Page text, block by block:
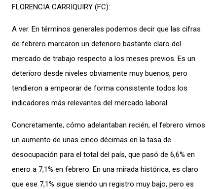
FLORENCIA CARRIQUIRY (FC):
A ver. En términos generales podemos decir que las cifras
de febrero marcaron un deterioro bastante claro del
mercado de trabajo respecto a los meses previos. Es un
deterioro desde niveles obviamente muy buenos, pero
tendieron a empeorar de forma consistente todos los
indicadores más relevantes del mercado laboral.
Concretamente, cómo adelantaban recién, el febrero vimos
un aumento de unas cinco décimas en la tasa de
desocupación para el total del país, que pasó de 6,6% en
enero a 7,1% en febrero. En una mirada histórica, es claro
que ese 7,1% sigue siendo un registro muy bajo, pero es